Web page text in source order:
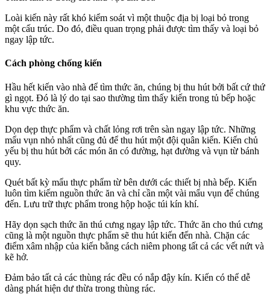
Loài kiến này rất khó kiểm soát vì một thuộc địa bị loại bỏ trong
một cấu trúc. Do đó, điều quan trọng phải được tìm thấy và loại bỏ
ngay lập tức.
Cách phòng chống kiến
Hầu hết kiến vào nhà để tìm thức ăn, chúng bị thu hút bởi bất cứ thứ
gì ngọt. Đó là lý do tại sao thường tìm thấy kiến trong tủ bếp hoặc
khu vực thức ăn.
Dọn dẹp thực phẩm và chất lỏng rơi trên sàn ngay lập tức. Những
mẩu vụn nhỏ nhất cũng đủ để thu hút một đội quân kiến. Kiến chủ
yếu bị thu hút bởi các món ăn có đường, hạt đường và vụn từ bánh
quy.
Quét bất kỳ mẩu thực phẩm từ bên dưới các thiết bị nhà bếp. Kiến
luôn tìm kiếm nguồn thức ăn và chỉ cần một vài mẩu vụn để chúng
đến. Lưu trữ thực phẩm trong hộp hoặc túi kín khí.
Hãy dọn sạch thức ăn thú cưng ngay lập tức. Thức ăn cho thú cưng
cũng là một nguồn thực phẩm sẽ thu hút kiến đến nhà. Chặn các
điểm xâm nhập của kiến bằng cách niêm phong tất cả các vết nứt và
kẽ hở.
Đảm bảo tất cả các thùng rác đều có nắp đậy kín. Kiến có thể dễ
dàng phát hiện dư thừa trong thùng rác.